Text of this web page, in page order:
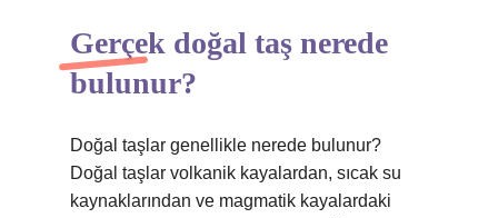
Gerçek doğal taş nerede
bulunur?
Doğal taşlar genellikle nerede bulunur?
Doğal taşlar volkanik kayalardan, sıcak su
kaynaklarından ve magmatik kayalardaki